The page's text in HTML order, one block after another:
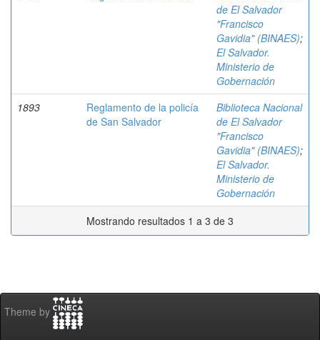
de El Salvador
"Francisco
Gavidia" (BINAES);
El Salvador.
Ministerio de
Gobernación
1893
Reglamento de la policía
de San Salvador
Biblioteca Nacional
de El Salvador
"Francisco
Gavidia" (BINAES);
El Salvador.
Ministerio de
Gobernación
Mostrando resultados 1 a 3 de 3
Theme by